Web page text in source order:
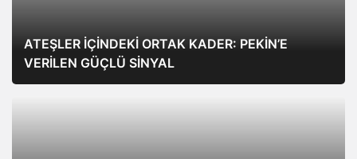
ATEŞLER İÇİNDEKİ ORTAK KADER: PEKİN’E
VERİLEN GÜÇLÜ SİNYAL